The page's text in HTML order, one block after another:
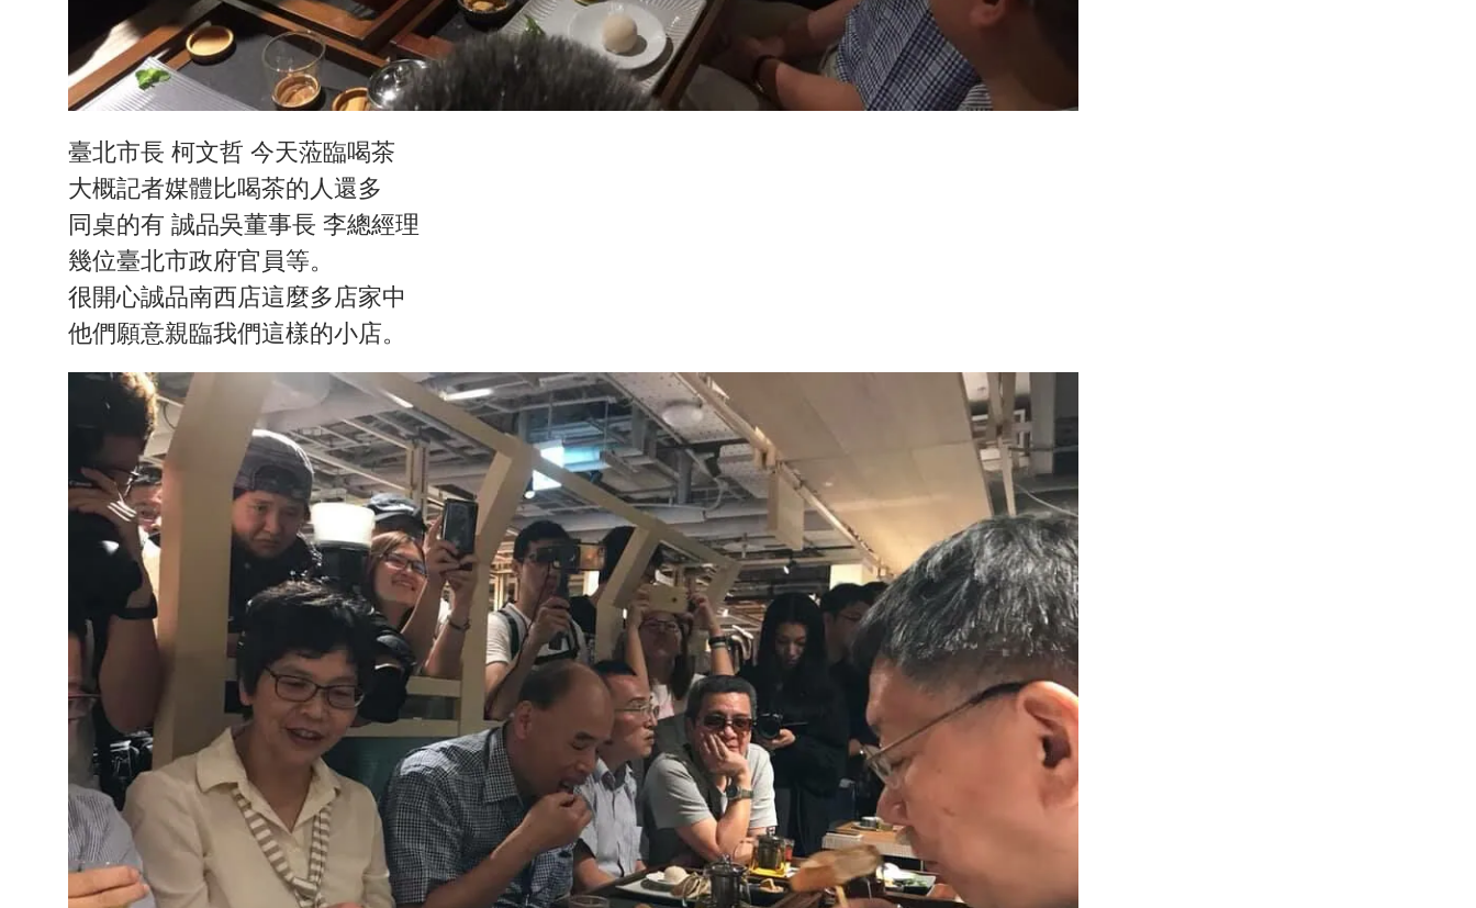
臺北市長 柯文哲 今天蒞臨喝茶
大概記者媒體比喝茶的人還多
同桌的有 誠品吳董事長 李總經理
幾位臺北市政府官員等。
很開心誠品南西店這麼多店家中
他們願意親臨我們這樣的小店。